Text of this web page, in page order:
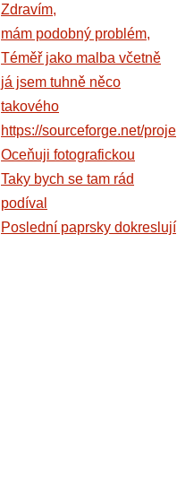
Zdravím,
mám podobný problém,
Téměř jako malba včetně
já jsem tuhně něco
takového
https://sourceforge.net/proje
Oceňuji fotografickou
Taky bych se tam rád
podíval
Poslední paprsky dokreslují